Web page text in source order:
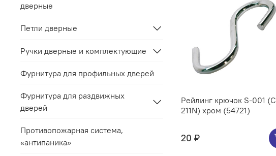
Рейлинг крючок S-001 (C
211N) хром (54721)
20 ₽
дверные
Петли дверные
Ручки дверные и комплектующие
Фурнитура для профильных дверей
Фурнитура для раздвижных
дверей
Противопожарная система,
«антипаника»